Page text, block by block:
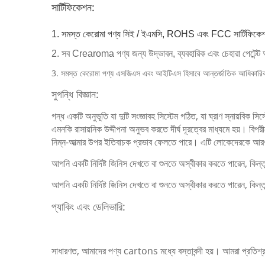
সার্টিফিকেশন:
1. সমস্ত কেরোমা পণ্য সিই / ইএমসি, ROHS এবং FCC
2. সব Crearoma পণ্য জন্য উদ্ভাবন, ব্যবহারিক এবং চেহারা
3. সমস্ত কেরোমা পণ্য এসজিএস এবং আইটিএস হিসাবে আন্তর্জাতিক
সুগন্ধি বিজ্ঞান:
গন্ধ একটি অনুভূতি যা দুটি সংজ্ঞাবহ সিস্টেম গঠিত, যা ঘ্রাণ স্নায়বিক
এমনকি রাসায়নিক উদ্দীপনা অনুভব করতে দীর্ঘ দূরত্বের মাধ্যমে হয়।
নিম্ন-আত্মার উপর ইতিবাচক প্রভাব ফেলতে পারে। এটি লোকেদেরকে
আপনি একটি নির্দিষ্ট জিনিস দেখতে বা শুনতে অস্বীকার করতে পারেন,
আপনি একটি নির্দিষ্ট জিনিস দেখতে বা শুনতে অস্বীকার করতে পারেন,
প্যাকিং এবং ডেলিভারি:
সাধারণত, আমাদের পণ্য cartons মধ্যে বস্তাবন্দী হয়। আমরা